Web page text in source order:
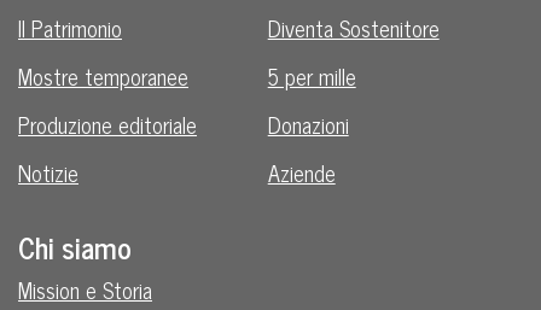
Il Patrimonio
Mostre temporanee
Produzione editoriale
Notizie
Diventa Sostenitore
5 per mille
Donazioni
Aziende
Chi siamo
Mission e Storia